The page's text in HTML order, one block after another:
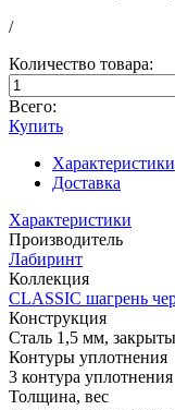
/
Количество товара:
Всего:
Купить
Характеристики
Доставка
Характеристики
Производитель
Лабиринт
Коллекция
CLASSIC шагрень
Конструкция
Сталь 1,5 мм,
Контуры уплотнения
3 контура уплотнения
Толщина, вес